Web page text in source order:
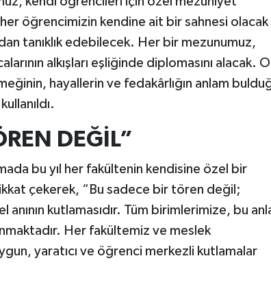
öğrencimizin kendine ait bir sahnesi olacak
tanıklık edebilecek. Her bir mezunumuz,
alkışları eşliğinde diplomasını alacak. O
hayallerin ve fedakârlığın anlam
DEĞİL”
bu yıl her fakültenin kendisine özel bir
çekerek, “Bu sadece bir tören değil;
kutlamasıdır. Tüm birimlerimize, bu
Her fakültemiz ve meslek
yaratıcı ve öğrenci merkezli kutlamalar